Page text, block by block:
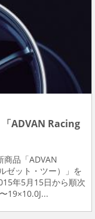
「ADVAN Racing
商品「ADVAN
ゼット・ツー）」を
年5月15日から順次
19×10.0J...